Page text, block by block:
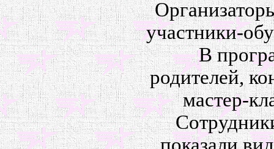
участники-
В
родителей,
мастер-
показали